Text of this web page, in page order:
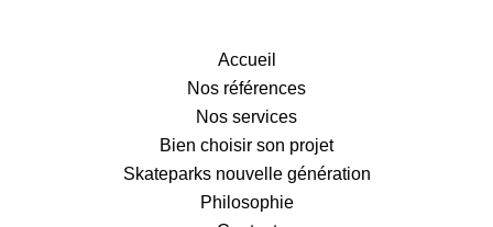
Accueil
Nos références
Nos services
Bien choisir son projet
Skateparks nouvelle génération
Philosophie